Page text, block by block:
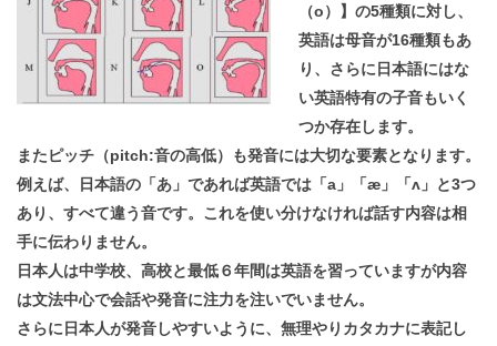
（o）】の5種類に対し、
英語は母音が16種類もあ
り、さらに日本語にはな
い英語特有の子音もいく
つか存在します。
またピッチ（pitch:音の高低）も発音には大切な要素となります。
例えば、日本語の「あ」であれば英語では「a」「æ」「ʌ」と3つ
あり、すべて違う音です。これを使い分けなければ話す内容は相
手に伝わりません。
日本人は中学校、高校と最低６年間は英語を習っていますが内容
は文法中心で会話や発音に注力を注いでいません。
さらに日本人が発音しやすいように、無理やりカタカナに表記し